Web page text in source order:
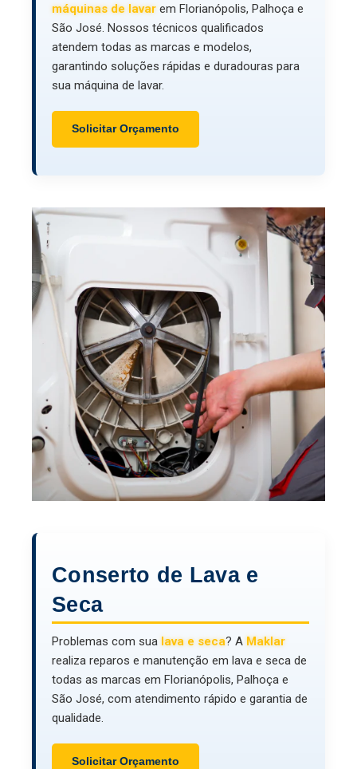
máquinas de lavar em Florianópolis, Palhoça e
São José. Nossos técnicos qualificados
atendem todas as marcas e modelos,
garantindo soluções rápidas e duradouras para
sua máquina de lavar.
Solicitar Orçamento
Conserto de Lava e
Seca
Problemas com sua lava e seca? A Maklar
realiza reparos e manutenção em lava e seca de
todas as marcas em Florianópolis, Palhoça e
São José, com atendimento rápido e garantia de
qualidade.
Solicitar Orçamento